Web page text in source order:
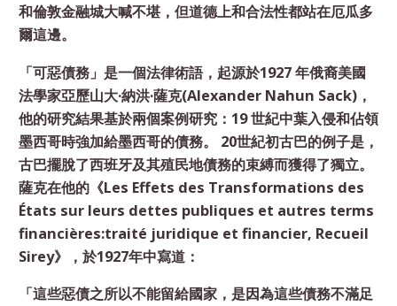
和倫敦金融城大喊不堪，但道德上和合法性都站在厄瓜多
爾這邊。
「可惡債務」是一個法律術語，起源於1927 年俄裔美國
法學家亞歷山大·納洪·薩克(Alexander Nahun Sack)，
他的研究結果基於兩個案例研究：19 世紀中葉入侵和佔領
墨西哥時強加給墨西哥的債務。 20世紀初古巴的例子是，
古巴擺脫了西班牙及其殖民地債務的束縛而獲得了獨立。
薩克在他的《Les Effets des Transformations des
États sur leurs dettes publiques et autres terms
financières:traité juridique et financier, Recueil
Sirey》，於1927年中寫道：
「這些惡債之所以不能留給國家，是因為這些債務不滿足